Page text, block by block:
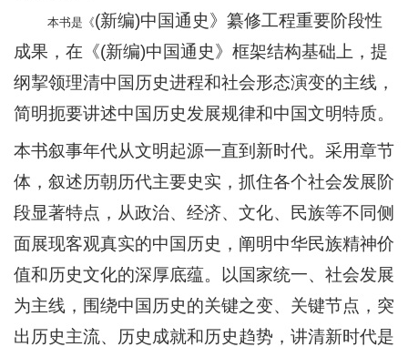
本书是《(新编)中国通史》纂修工程重要阶段性
成果，在《(新编)中国通史》框架结构基础上，提
纲挈领理清中国历史进程和社会形态演变的主线，
简明扼要讲述中国历史发展规律和中国文明特质。
本书叙事年代从文明起源一直到新时代。采用章节
体，叙述历朝历代主要史实，抓住各个社会发展阶
段显著特点，从政治、经济、文化、民族等不同侧
面展现客观真实的中国历史，阐明中华民族精神价
值和历史文化的深厚底蕴。以国家统一、社会发展
为主线，围绕中国历史的关键之变、关键节点，突
出历史主流、历史成就和历史趋势，讲清新时代是